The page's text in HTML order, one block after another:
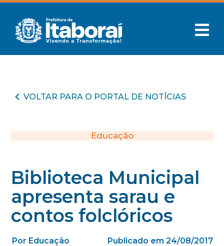
VOLTAR PARA O PORTAL DE NOTÍCIAS
Educação
Biblioteca Municipal
apresenta sarau e
contos folclóricos
Por Educação Publicado em 24/08/2017